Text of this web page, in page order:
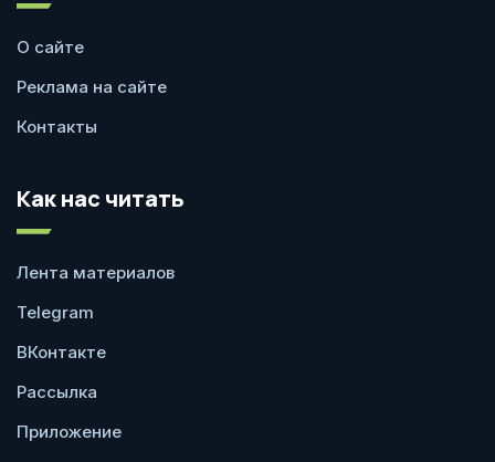
О сайте
Реклама на сайте
Контакты
Как нас читать
Лента материалов
Telegram
ВКонтакте
Рассылка
Приложение